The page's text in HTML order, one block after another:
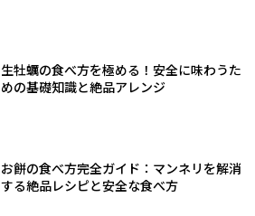
生牡蠣の食べ方を極める！安全に味わうた
めの基礎知識と絶品アレンジ
お餅の食べ方完全ガイド：マンネリを解消
する絶品レシピと安全な食べ方